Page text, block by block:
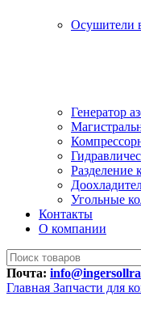
Осушители
Генератор
Разделение
Угольные
Контакты
О компании
Почта:
Главная Запчасти для